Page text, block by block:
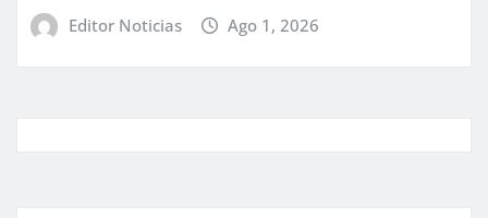
Editor Noticias Ago 1, 2026